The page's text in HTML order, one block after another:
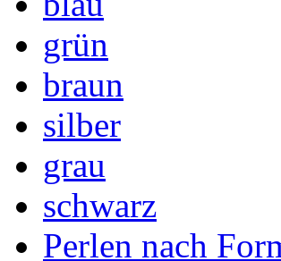
grün
braun
silber
grau
schwarz
Perlen nach